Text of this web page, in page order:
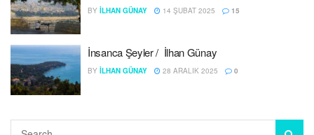
BY İLHAN GÜNAY 14 ŞUBAT 2025 15
İnsanca Şeyler / İlhan Günay
BY İLHAN GÜNAY 28 ARALIK 2025 0